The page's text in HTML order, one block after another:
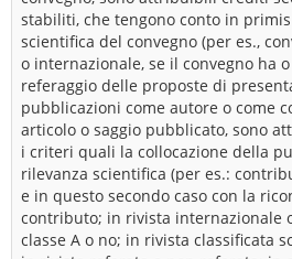
stabiliti, che tengono conto in
scientifica del convegno (per es.,
o internazionale, se il convegno ha
referaggio delle proposte di
pubblicazioni come autore o come
articolo o saggio pubblicato, sono
i criteri quali la collocazione della
rilevanza scientifica (per es.:
e in questo secondo caso con la
contributo; in rivista internazionale
classe A o no; in rivista classificata